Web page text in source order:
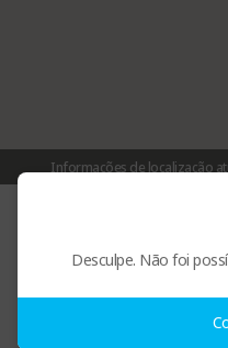
Informações de localização
Av. Nações Unidas, 12551 Cj
Desculpe. Não foi